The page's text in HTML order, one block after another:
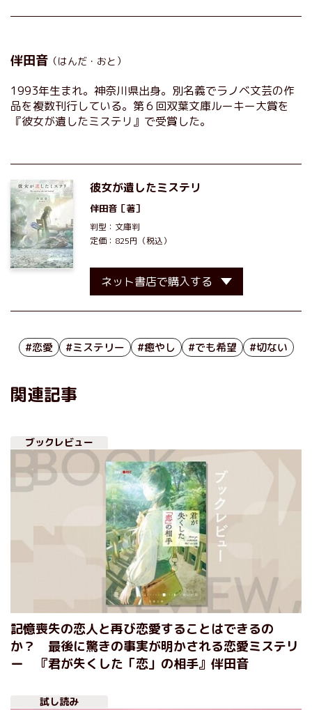
伴田音 （はんだ・おと）
1993年生まれ。神奈川県出身。別名義でラノベ文芸の作
品を複数刊行している。第６回双葉文庫ルーキー大賞を
『彼女が遺したミステリ』で受賞した。
彼女が遺したミステリ
伴田音 ［著］
判型：文庫判
定価：825円（税込）
ネット書店で購入する
#恋愛 #ミステリー #癒やし #でも希望 #切ない
関連記事
ブックレビュー
記憶喪失の恋人と再び恋愛することはできるの
か？ 最後に驚きの事実が明かされる恋愛ミステリ
ー 『君が失くした「恋」の相手』伴田音
試し読み